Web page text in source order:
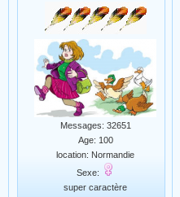
Messages: 32651
Age: 100
location: Normandie
Sexe:
super caractère